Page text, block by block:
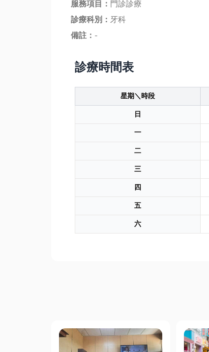
服務項目： 門診診療
診療科別： 牙科
備註： -
診療時間表
星期＼時段
日
一
二
三
四
五
六